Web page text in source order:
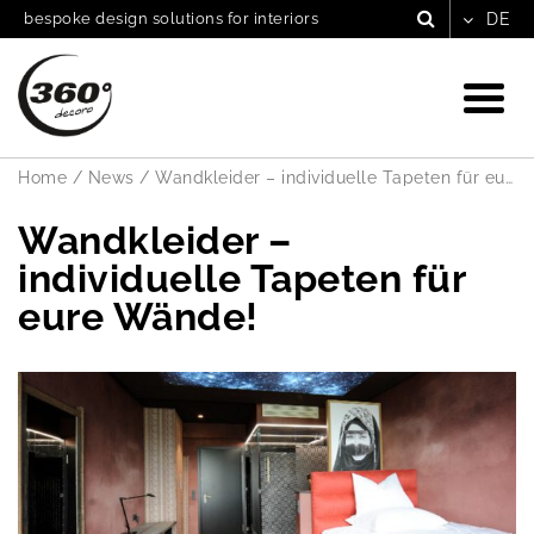
bespoke design solutions for interiors
Home / News / Wandkleider – individuelle Tapeten für eure Wände!
Wandkleider –
individuelle Tapeten für
eure Wände!